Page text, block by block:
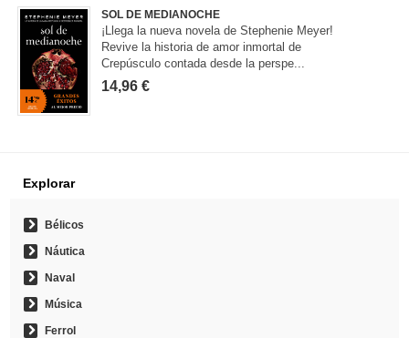
SOL DE MEDIANOCHE
¡Llega la nueva novela de Stephenie Meyer!
Revive la historia de amor inmortal de
Crepúsculo contada desde la perspe...
14,96 €
Explorar
Bélicos
Náutica
Naval
Música
Ferrol